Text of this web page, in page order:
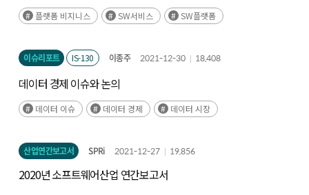
플랫폼 비지니스 SW서비스 SW플랫폼
이슈리포트 IS-130 이종주 2021-12-30 18,408
데이터 경제 이슈와 논의
데이터 이슈 데이터 경제 데이터 시장
산업연간보고서 SPRi 2021-12-27 19,856
2020년 소프트웨어산업 연간보고서